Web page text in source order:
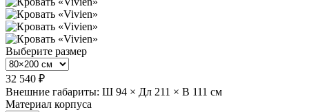
Выберите размер
32 540 ₽
Внешние габариты: Ш 94 × Дл 211 × В 111 см
Материал корпуса